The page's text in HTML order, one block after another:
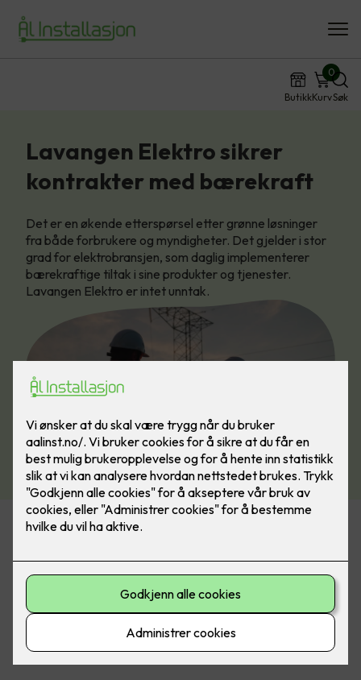
ButikkKurv
0
Søk
Lavangen Elektro sikrer
kontrakter med bærekraft
Det er en økende etterspørsel etter grønne løsninger
fra både forbrukere og myndigheter. Det gjelder i stor
grad for elektrobransjen, som daglig implementerer
bærekraftige tiltak i sine produkter og tjenester.
Lavangen Elektro er intet unntak.
– Det har vært et klart fortrinn med
dokumentasjon fra Elkonor
Det er en økende etterspørsel etter grønne løsninger fra
både forbrukere og myndigheter. Det gjelder i stor grad for
elektrobransjen, som daglig implementerer bærekraftige
tiltak i sine produkter og tjenester. Lavangen Elektro er intet